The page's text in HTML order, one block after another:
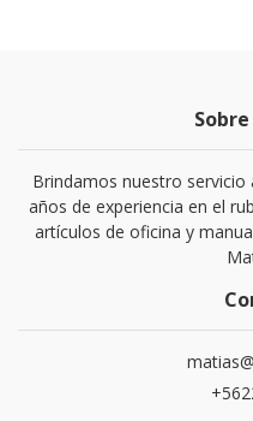
Brindamos nuestro servicio
años de experiencia en el
artículos de oficina y